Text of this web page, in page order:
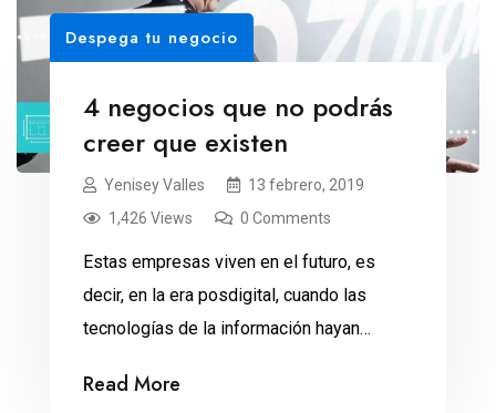
Despega tu negocio
4 negocios que no podrás
creer que existen
Yenisey Valles
13 febrero, 2019
1,426 Views
0 Comments
Estas empresas viven en el futuro, es
decir, en la era posdigital, cuando las
tecnologías de la información hayan
negocio. ¿Eres de las personas que no
Read More